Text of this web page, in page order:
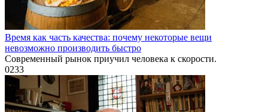
Время как часть качества: почему некоторые вещи
невозможно производить быстро
Современный рынок приучил человека к скорости.
0233